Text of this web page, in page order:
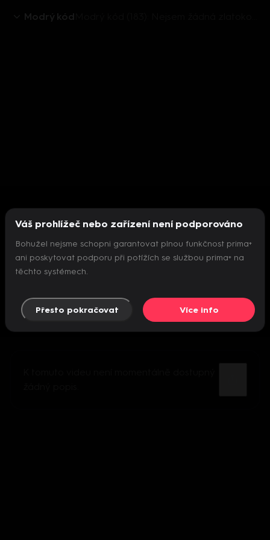
Modrý kód
Nepodařilo se inicializovat přehrávač
Váš prohlížeč nebo zařízení není podporováno
Bohužel nejsme schopni garantovat plnou funkčnost prima+
ani poskytovat podporu při potížích se službou prima+ na
těchto systémech.
Přesto pokračovat Více info